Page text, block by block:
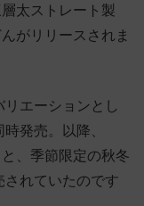
太ストレート製
がリリースされま
エーションとし
発売。以降、
、季節限定の秋冬
れていたのです